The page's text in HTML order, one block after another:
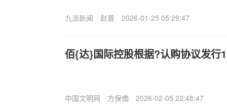
九派新闻 赵普 2026-01-25 05:29:47
佰{达}国际控股根据?认购协议发行
中国文明网 方保僑 2026-02-05 22:48:47